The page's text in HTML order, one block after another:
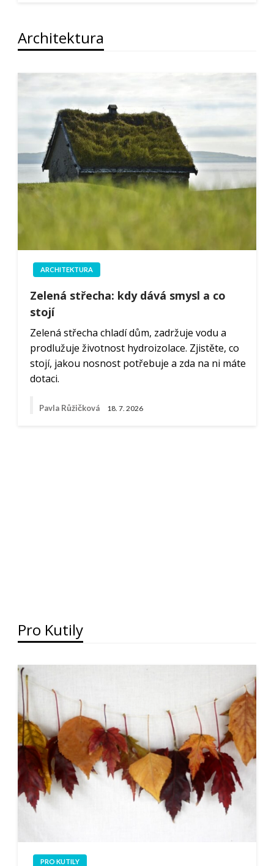
Architektura
ARCHITEKTURA
Zelená střecha: kdy dává smysl a co
stojí
Zelená střecha chladí dům, zadržuje vodu a
prodlužuje životnost hydroizolace. Zjistěte, co
stojí, jakou nosnost potřebuje a zda na ni máte
dotaci.
Pavla Růžičková 18. 7. 2026
Pro Kutily
PRO KUTILY